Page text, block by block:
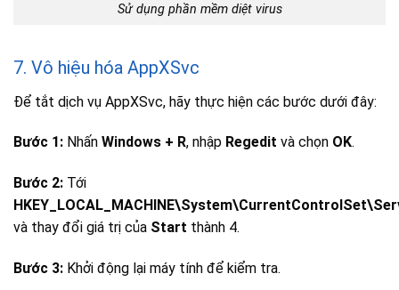
Sử dụng phần mềm diệt virus
7. Vô hiệu hóa AppXSvc
Để tắt dịch vụ AppXSvc, hãy thực hiện các bước dưới đây:
Bước 1: Nhấn Windows + R, nhập Regedit và chọn OK.
Bước 2: Tới
và thay đổi giá trị của Start thành 4.
Bước 3: Khởi động lại máy tính để kiểm tra.